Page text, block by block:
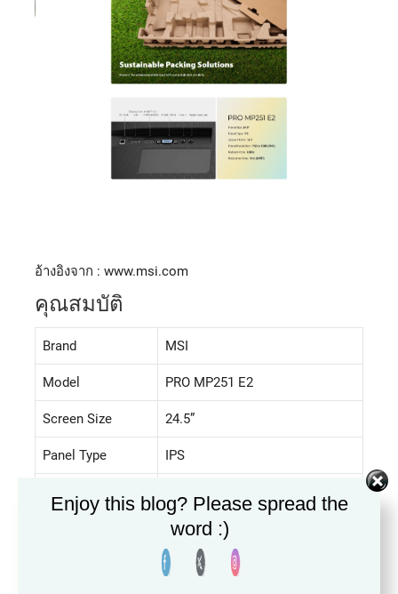
อ้างอิงจาก : www.msi.com
คุณสมบัติ
Brand MSI
Model PRO MP251 E2
Screen Size 24.5”
Panel Type IPS
1920 x 1080
Enjoy this blog? Please spread the
word :)